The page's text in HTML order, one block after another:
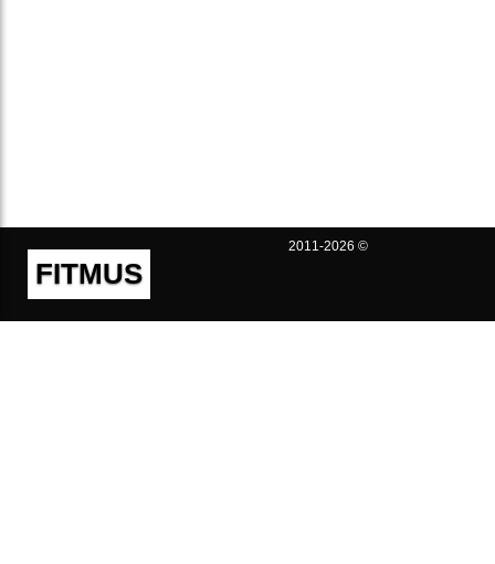
FITMUS
2011-2026 ©